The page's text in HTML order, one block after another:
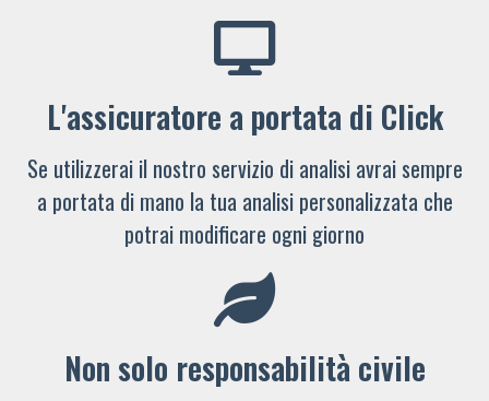
L'assicuratore a portata di Click
Se utilizzerai il nostro servizio di analisi avrai sempre
a portata di mano la tua analisi personalizzata che
potrai modificare ogni giorno
Non solo responsabilità civile